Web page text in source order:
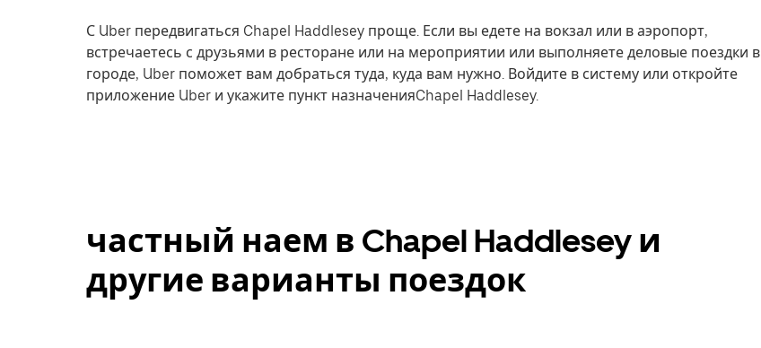
С Uber передвигаться Chapel Haddlesey проще. Если вы едете на вокзал или в аэропорт,
встречаетесь с друзьями в ресторане или на мероприятии или выполняете деловые поездки в
городе, Uber поможет вам добраться туда, куда вам нужно. Войдите в систему или откройте
приложение Uber и укажите пункт назначенияChapel Haddlesey.
частный наем в Chapel Haddlesey и
другие варианты поездок